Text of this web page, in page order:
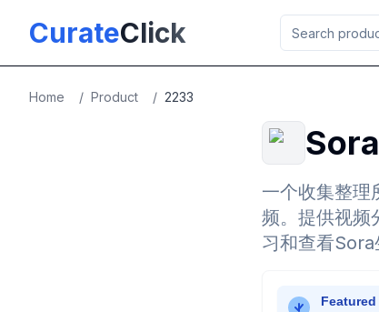
CurateClick
Home / Product / 2233
一个收集整理
频。提供视频
习和查看Sora